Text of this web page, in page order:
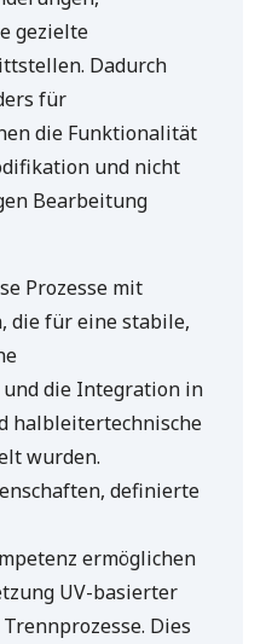
gezielte
Dadurch
für
die Funktionalität
und nicht
Bearbeitung
Prozesse mit
die für eine stabile,
die Integration in
halbleitertechnische
wurden.
definierte
ermöglichen
UV-basierter
Dies